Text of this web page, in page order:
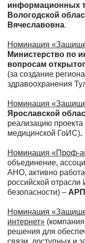
информационных
Вологодской
Вячеславовна.
Номинация
Министерство по
вопросам
(за создание
здравоохранения
Номинация
Ярославской
реализацию
медицинской ГоИС).
Номинация «Проф-
объединение,
АНО, активно
российской
безопасности) –
Номинация
интернет»
решения для
связи, доступных и